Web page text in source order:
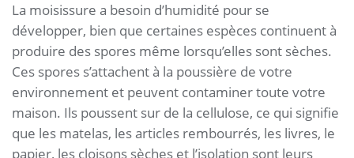
La moisissure a besoin d’humidité pour se
développer, bien que certaines espèces continuent à
produire des spores même lorsqu’elles sont sèches.
Ces spores s’attachent à la poussière de votre
environnement et peuvent contaminer toute votre
maison. Ils poussent sur de la cellulose, ce qui signifie
que les matelas, les articles rembourrés, les livres, le
papier, les cloisons sèches et l’isolation sont leurs